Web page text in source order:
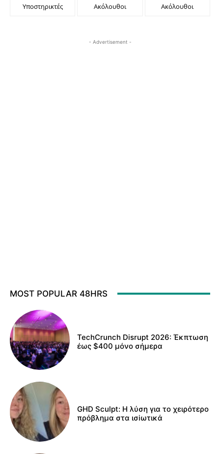
Υποστηρικτές Ακόλουθοι Ακόλουθοι
- Advertisement -
MOST POPULAR 48HRS
TechCrunch Disrupt 2026: Έκπτωση
έως $400 μόνο σήμερα
GHD Sculpt: Η λύση για το χειρότερο
πρόβλημα στα ισiωτικά